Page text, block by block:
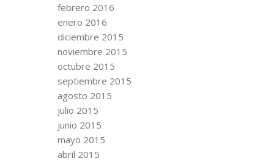
febrero 2016
enero 2016
diciembre 2015
noviembre 2015
octubre 2015
septiembre 2015
agosto 2015
julio 2015
junio 2015
mayo 2015
abril 2015